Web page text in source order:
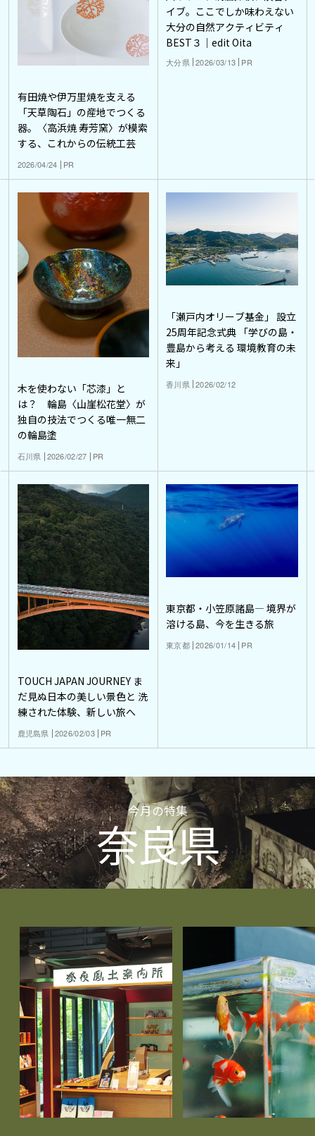
有田焼や伊万里焼を支える
「天草陶石」の産地でつくる
器。〈高浜焼 寿芳窯〉が模索
する、これからの伝統工芸
2026/04/24 PR
イブ。ここでしか味わえない
大分の自然アクティビティ
BEST３｜edit Oita
大分県 2026/03/13 PR
木を使わない「芯漆」と
は？ 輪島〈山崖松花堂〉が
独自の技法でつくる唯一無二
の輪島塗
石川県 2026/02/27 PR
「瀬戸内オリーブ基金」 設立
25周年記念式典 「学びの島・
豊島から考える 環境教育の未
来」
香川県 2026/02/12
TOUCH JAPAN JOURNEY ま
だ見ぬ日本の美しい景色と 洗
練された体験、新しい旅へ
鹿児島県 2026/02/03 PR
東京都・小笠原諸島― 境界が
溶ける島、今を生きる旅
東京都 2026/01/14 PR
今月の特集
奈良県